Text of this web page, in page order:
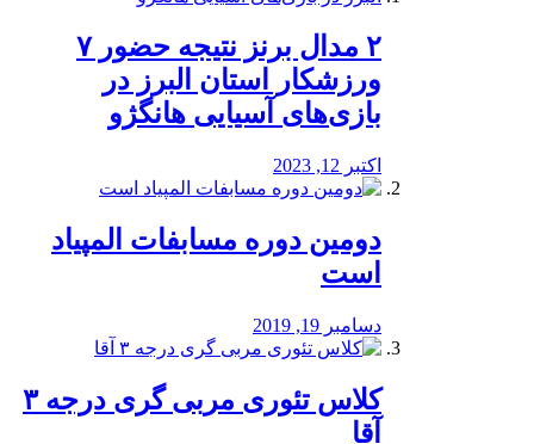
۲ مدال برنز نتیجه حضور ۷
ورزشکار استان البرز در
بازی‌های آسیایی هانگژو
اکتبر 12, 2023
دومین دوره مسابفات المپیاد
است
دسامبر 19, 2019
کلاس تئوری مربی گری درجه ۳
آقا